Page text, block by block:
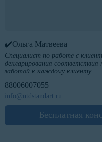
✔️Ольга Матвеева
Специалист по работе с
декларирования
заботой к каждому клиенту.
88006007055
info@ntdstandart.ru
Бесплатная